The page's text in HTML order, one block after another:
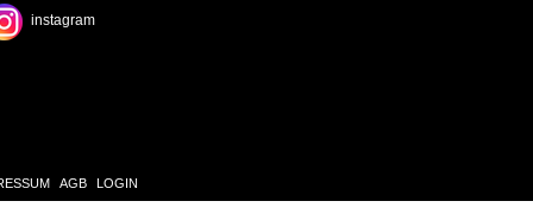
instagram
AGB LOGIN